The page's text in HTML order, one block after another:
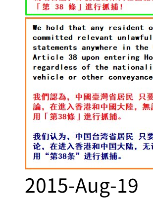
2015-Aug-19